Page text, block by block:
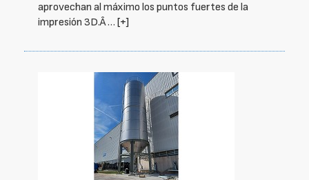
aprovechan al máximo los puntos fuertes de la
impresión 3D.Â … [+]